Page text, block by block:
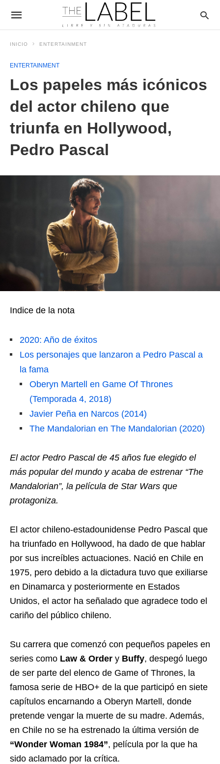
INICIO ENTERTAINMENT
ENTERTAINMENT
Los papeles más icónicos
del actor chileno que
triunfa en Hollywood,
Pedro Pascal
Indice de la nota
2020: Año de éxitos
Los personajes que lanzaron a Pedro Pascal a
la fama
Oberyn Martell en Game Of Thrones
(Temporada 4, 2018)
Javier Peña en Narcos (2014)
The Mandalorian en The Mandalorian (2020)
El actor Pedro Pascal de 45 años fue elegido el
más popular del mundo y acaba de estrenar “The
Mandalorian”, la película de Star Wars que
protagoniza.
El actor chileno-estadounidense Pedro Pascal que
ha triunfado en Hollywood, ha dado de que hablar
por sus increíbles actuaciones. Nació en Chile en
1975, pero debido a la dictadura tuvo que exiliarse
en Dinamarca y posteriormente en Estados
Unidos, el actor ha señalado que agradece todo el
cariño del público chileno.
Su carrera que comenzó con pequeños papeles en
series como Law & Order y Buffy, despegó luego
de ser parte del elenco de Game of Thrones, la
famosa serie de HBO+ de la que participó en siete
capítulos encarnando a Oberyn Martell, donde
pretende vengar la muerte de su madre. Además,
en Chile no se ha estrenado la última versión de
“Wonder Woman 1984”, película por la que ha
sido aclamado por la crítica.